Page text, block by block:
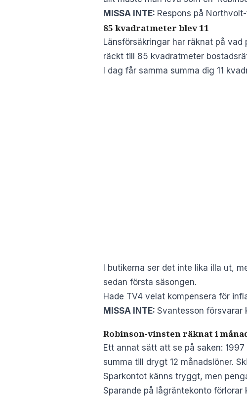
MISSA INTE: Respons på
85 kvadratmeter blev 11
Länsförsäkringar har räknat på
räckt till 85 kvadratmeter
I dag får samma summa dig 11
I butikerna ser det inte lika illa ut,
sedan första säsongen.
Hade TV4 velat kompensera för
MISSA INTE: Svantesson försvarar
Robinson-vinsten räknat i
Ett annat sätt att se på saken:
summa till drygt 12 månadslöner.
Sparkontot känns tryggt, men
Sparande på lågräntekonto